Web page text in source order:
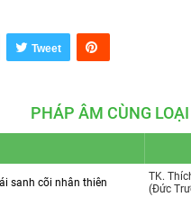
Tweet
PHÁP ÂM CÙNG LOẠI
sanh cõi nhân thiên
TK.
(Đức